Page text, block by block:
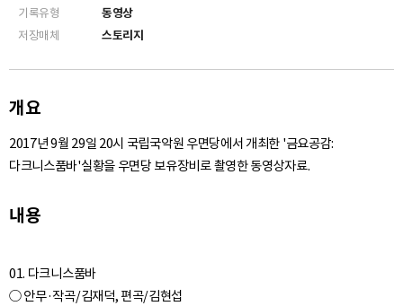
기록유형
동영상
저장매체
스토리지
개요
2017년 9월 29일 20시 국립국악원 우면당에서 개최한 '금요공감:
다크니스품바'실황을 우면당 보유장비로 촬영한 동영상자료.
내용
01. 다크니스품바
○ 안무·작곡/김재덕, 편곡/김현섭